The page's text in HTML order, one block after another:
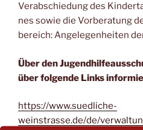
Ver­ab­schie­dung des
nes sowie die Vor­be­ra­tung
be­reich: Ange­le­gen­hei­ten
Über den
über fol­gen­de Links
https://www.suedliche-
weinstrasse.de/de/